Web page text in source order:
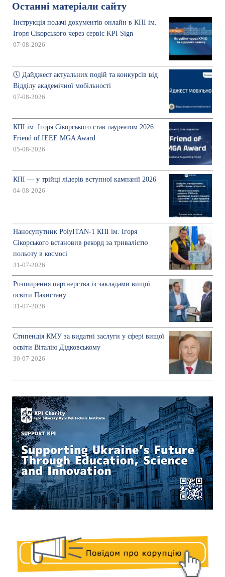
Останні матеріали сайту
Інструкція подачі документів онлайн в КПІ ім.
Ігоря Сікорського через сервіс KPI Sign
07-08-2026
🕔 Дайджест актуальних подій та конкурсів від
Відділу академічної мобільності
07-08-2026
КПІ ім. Ігоря Сікорського став лауреатом 2026
Friend of IEEE MGA Award
05-08-2026
КПІ — у трійці лідерів вступної кампанії 2026
04-08-2026
Наносупутник PolyITAN-1 КПІ ім. Ігоря
Сікорського встановив рекорд за тривалістю
польоту в космосі
31-07-2026
Розширення партнерства із закладами вищої
освіти Пакистану
31-07-2026
Стипендія КМУ за видатні заслуги у сфері вищої
освіти Віталію Дідковському
30-07-2026